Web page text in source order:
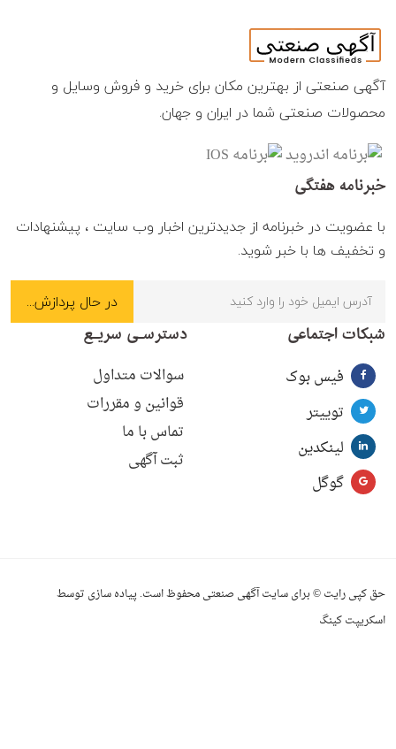
آگهی صنعتی از بهترین مکان برای خرید و فروش وسایل و
محصولات صنعتی شما در ایران و جهان.
خبرنامه هفتگی
با عضویت در خبرنامه از جدیدترین اخبار وب سایت ، پیشنهادات
و تخفیف ها با خبر شوید.
شبکات اجتماعی
فیس بوک
توییتر
لینکدین
گوگل
دسترسـی سریـع
سوالات متداول
قوانین و مقررات
تماس با ما
ثبت آگهی
حق کپی رایت © برای سایت آگهی صنعتی محفوظ است. پیاده سازی توسط
اسکریپت کینگ